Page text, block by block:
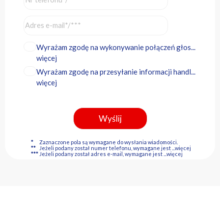
Wyrażam zgodę na wykonywanie połączeń głos...
więcej
Wyrażam zgodę na przesyłanie informacji handl...
więcej
*
Zaznaczone pola są wymagane do wysłania wiadomości.
**
Jeżeli podany został numer telefonu, wymagane jest
...więcej
*** Jeżeli podany został adres e-mail, wymagane jest ...więcej